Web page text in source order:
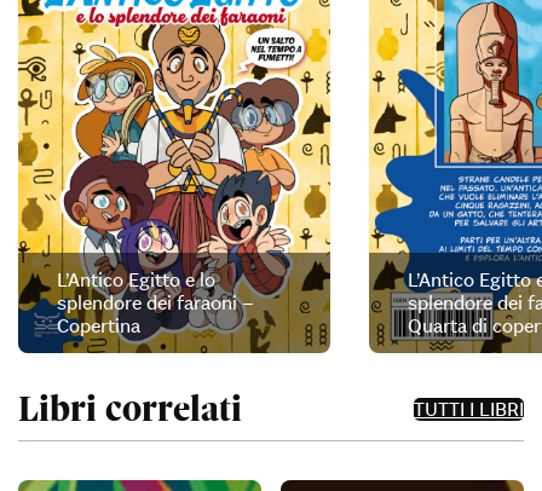
L’Antico Egitto e lo
splendore dei faraoni –
Copertina
L’Antico Egitto
splendore dei
Quarta di
Libri correlati TUTTI I LIBRI